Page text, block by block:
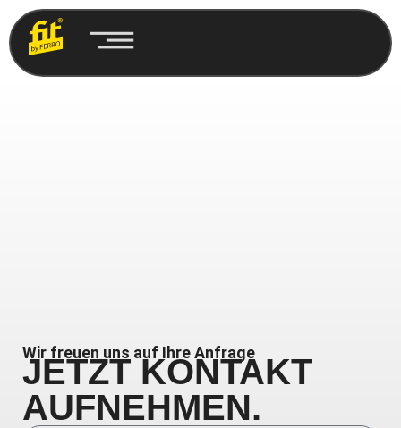
Wir freuen uns auf Ihre Anfrage
JETZT KONTAKT
AUFNEHMEN.